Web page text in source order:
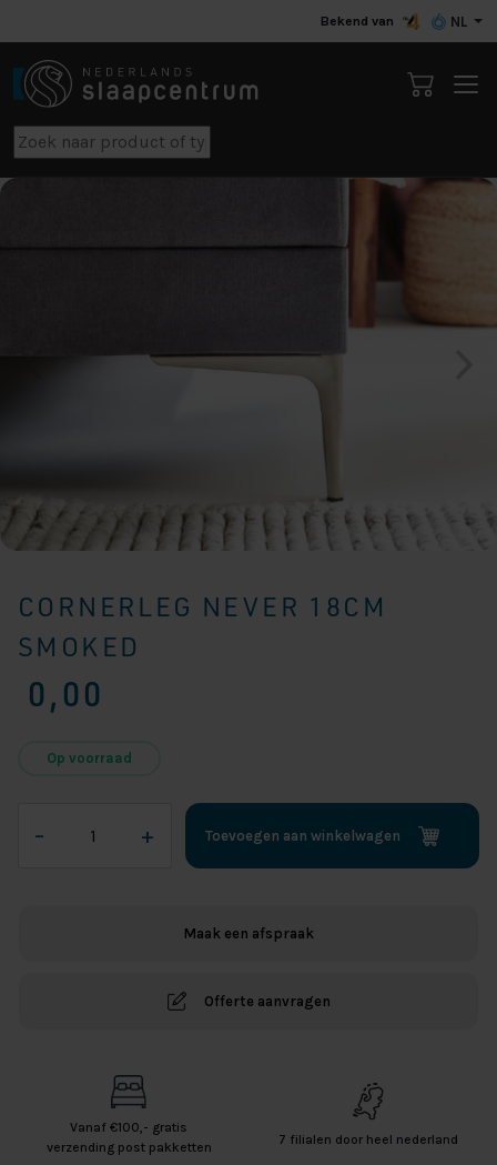
Bekend van NL
CORNERLEG NEVER 18CM
SMOKED
0,00
Op voorraad
–
Never
+ Toevoegen aan winkelwagen
Maak een afspraak
Offerte aanvragen
Vanaf €100,- gratis
verzending post pakketten
7 filialen door heel nederland